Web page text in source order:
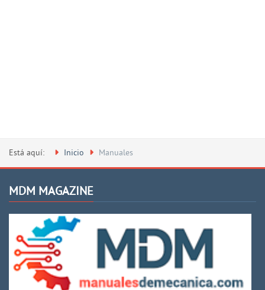
Está aquí: Inicio Manuales
MDM MAGAZINE